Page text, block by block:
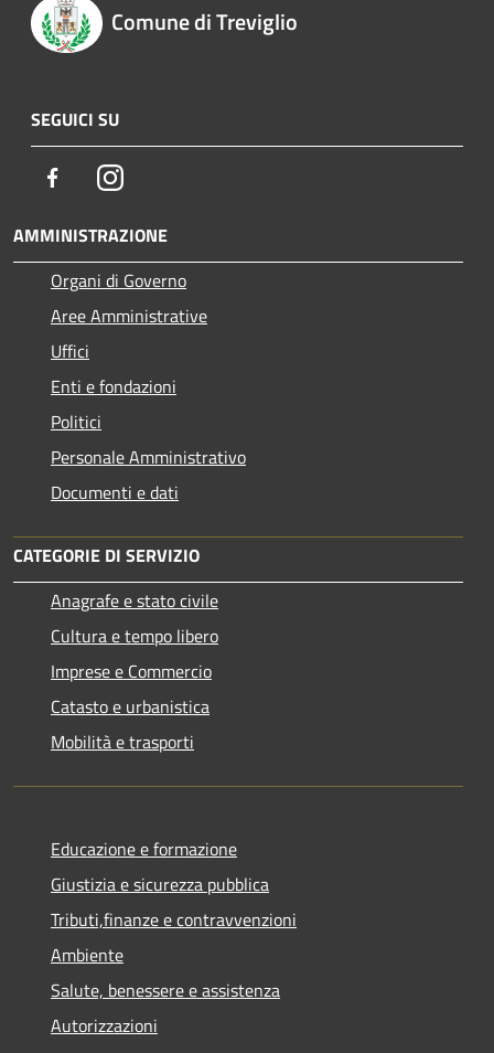
Comune di Treviglio
SEGUICI SU
FacebookInstagram
AMMINISTRAZIONE
Organi di Governo
Aree Amministrative
Uffici
Enti e fondazioni
Politici
Personale Amministrativo
Documenti e dati
CATEGORIE DI SERVIZIO
Anagrafe e stato civile
Cultura e tempo libero
Imprese e Commercio
Catasto e urbanistica
Mobilità e trasporti
Educazione e formazione
Giustizia e sicurezza pubblica
Tributi,finanze e contravvenzioni
Ambiente
Salute, benessere e assistenza
Autorizzazioni